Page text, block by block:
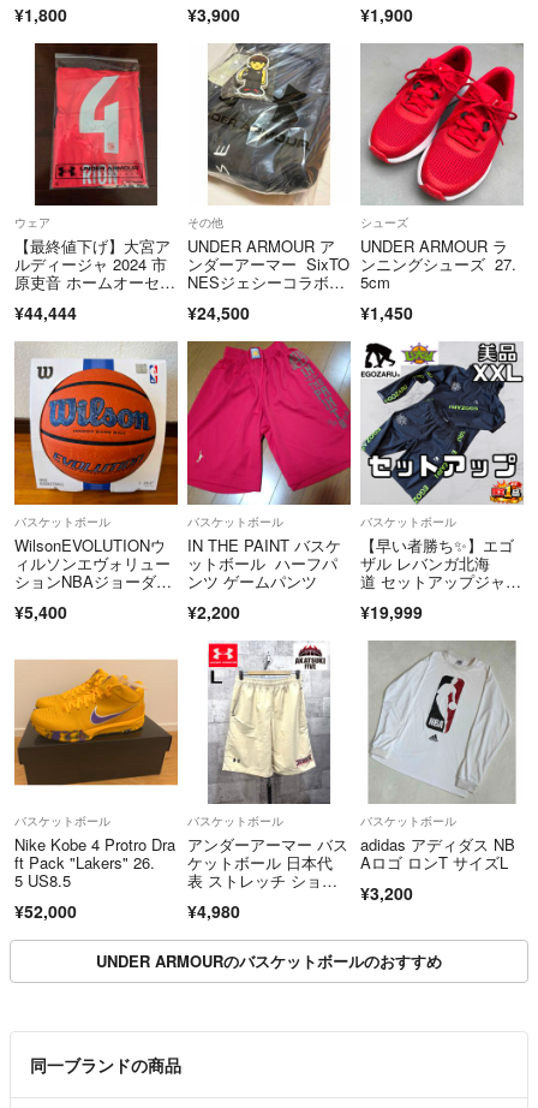
¥1,800 R トレーニング 黒
¥3,900 ¥1,900
ウェア
【最終値下げ】大宮ア
ルディージャ 2024 市
原吏音 ホームオーセン
¥44,444
その他
UNDER ARMOUR ア
ンダーアーマー SixTO
NESジェシーコラボバ
¥24,500
シューズ
UNDER ARMOUR ラ
ンニングシューズ 27.
5cm
¥1,450
バスケットボール
WilsonEVOLUTIONウ
ィルソンエヴォリュー
ションNBAジョーダ
¥5,400
バスケットボール
IN THE PAINT バスケ
ットボール ハーフパ
ンツ ゲームパンツ
¥2,200
バスケットボール
【早い者勝ち✨】エゴ
ザル レバンガ北海
道 セットアップジャー
ラック 黒
¥19,999
バスケットボール
Nike Kobe 4 Protro Dra
ft Pack "Lakers" 26.
5 US8.5
¥52,000
バスケットボール
アンダーアーマー バス
ケットボール 日本代
表 ストレッチ ショー
ン ハーフパンツ AKAT
SUKI JAPAN
¥4,980
バスケットボール
adidas アディダス NB
Aロゴ ロンT サイズL
¥3,200
UNDER ARMOURのバスケットボールのおすすめ
同一ブランドの商品